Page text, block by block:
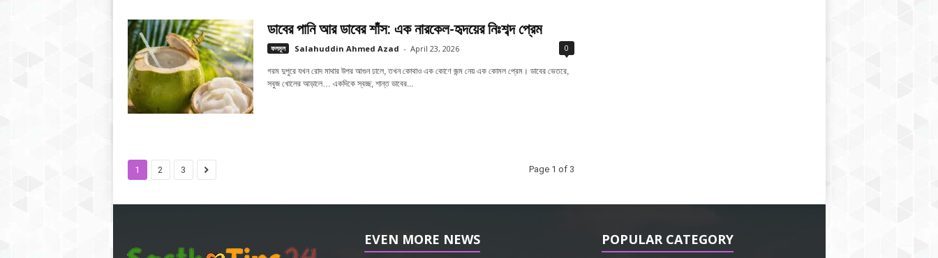
ডাবের পানি আর ডাবের শাঁস: এক নারকেল-হৃদয়ের নিঃশব্দ প্রেম
ফলমূল Salahuddin Ahmed Azad - April 23, 2026 0
গরম দুপুরে যখন রোদ মাথার উপর আগুন ঢালে, তখন কোথাও এক কোণে জন্ম নেয় এক কোমল প্রেম। ডাবের ভেতরে,
সবুজ খোলের আড়ালে… একদিকে স্বচ্ছ, শান্ত ডাবের...
1 2 3 Page 1 of 3
EVEN MORE NEWS POPULAR CATEGORY